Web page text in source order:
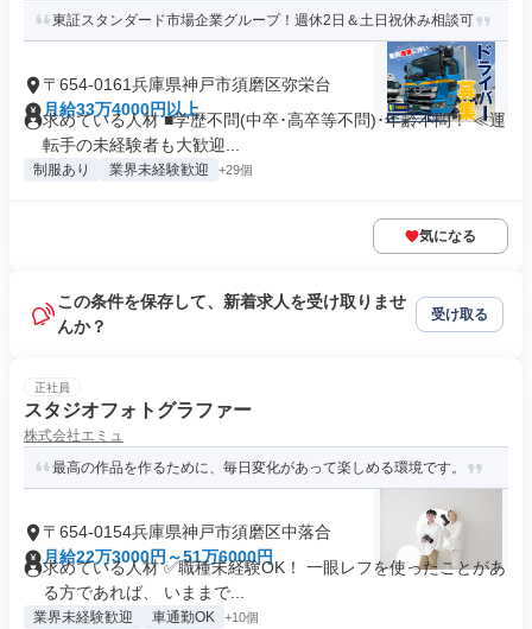
東証スタンダード市場企業グループ！週休2日＆土日祝休み相談可
〒654-0161兵庫県神戸市須磨区弥栄台
月給33万4000円以上
求めている人材 ■学歴不問(中卒･高卒等不問)･年齢不問！ ≪運
転手の未経験者も大歓迎...
制服あり 業界未経験歓迎 +29個
気になる
この条件を保存して、新着求人を受け取りませ
んか？
受け取る
正社員
スタジオフォトグラファー
株式会社エミュ
最高の作品を作るために、毎日変化があって楽しめる環境です。
〒654-0154兵庫県神戸市須磨区中落合
月給22万3000円～51万6000円
求めている人材 ✅職種未経験OK！ 一眼レフを使ったことがあ
る方であれば、 いままで...
業界未経験歓迎 車通勤OK +10個